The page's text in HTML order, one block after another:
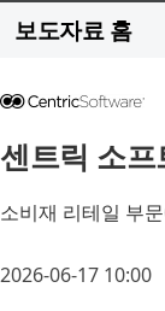
보도자료 홈
센트릭 소
소비재 리테일 부
2026-06-17 10:00